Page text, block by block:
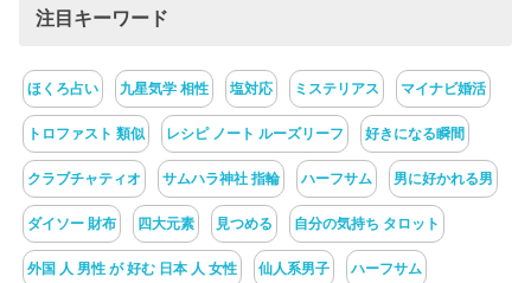
注目キーワード
ほくろ占い 九星気学 相性 塩対応 ミステリアス マイナビ婚活
トロファスト 類似 レシピ ノート ルーズリーフ 好きになる瞬間
クラブチャティオ サムハラ神社 指輪 ハーフサム 男に好かれる男
ダイソー 財布 四大元素 見つめる 自分の気持ち タロット
外国 人 男性 が 好む 日本 人 女性 仙人系男子 ハーフサム